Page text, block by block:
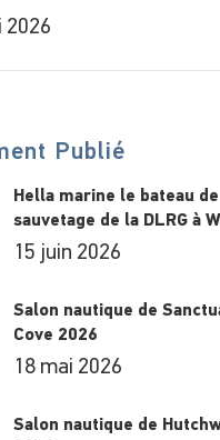
2026
Publié
Hella marine le bateau de
sauvetage de la DLRG à
15 juin 2026
Salon nautique de
Cove 2026
18 mai 2026
Salon nautique de